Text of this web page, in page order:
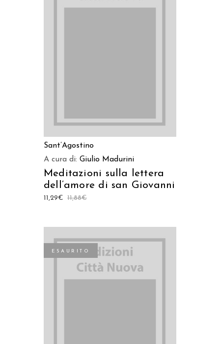
Sant’Agostino
A cura di: Giulio Madurini
Meditazioni sulla lettera
dell’amore di san Giovanni
11,88€
11,29€
ESAURITO